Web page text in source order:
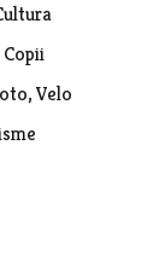
Velo